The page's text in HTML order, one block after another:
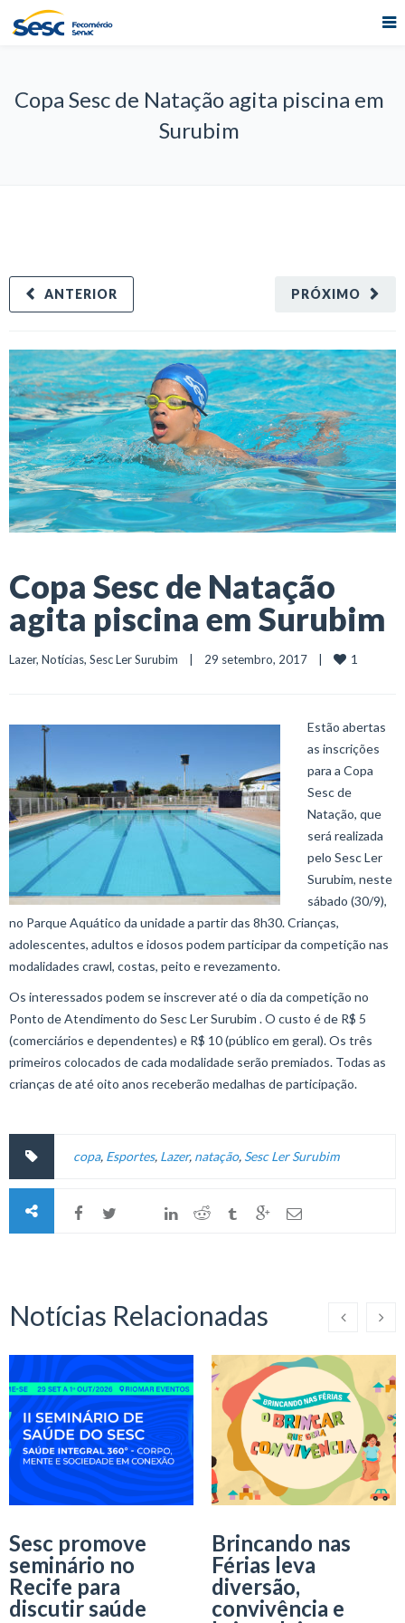
Copa Sesc de Natação agita piscina em
Surubim
PRÓXIMO
ANTERIOR
Copa Sesc de Natação
agita piscina em Surubim
Lazer, Notícias, Sesc Ler Surubim
    |    29 setembro, 2017    |
1
Estão abertas
as inscrições
para a Copa
Sesc de
Natação, que
será realizada
pelo Sesc Ler
Surubim, neste
sábado (30/9),
no Parque Aquático da unidade a partir das 8h30. Crianças,
adolescentes, adultos e idosos podem participar da competição nas
modalidades crawl, costas, peito e revezamento.
Os interessados podem se inscrever até o dia da competição no
Ponto de Atendimento do Sesc Ler Surubim . O custo é de R$ 5
(comerciários e dependentes) e R$ 10 (público em geral). Os três
primeiros colocados de cada modalidade serão premiados. Todas as
crianças de até oito anos receberão medalhas de participação.
copa, Esportes, Lazer, natação, Sesc Ler Surubim
Notícias Relacionadas
Sesc promove
seminário no
Recife para
discutir saúde
Brincando nas
Férias leva
diversão,
convivência e